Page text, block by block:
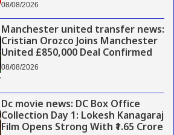
08/08/2026
Manchester united transfer news:
Cristian Orozco Joins Manchester
United £850,000 Deal Confirmed
08/08/2026
Dc movie news: DC Box Office
Collection Day 1: Lokesh Kanagaraj
Film Opens Strong With ₹1.65 Crore